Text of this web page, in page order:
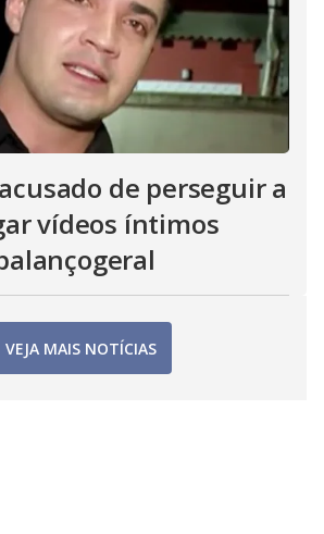
de perseguir a
vídeos íntimos
VEJA MAIS NOTÍCIAS